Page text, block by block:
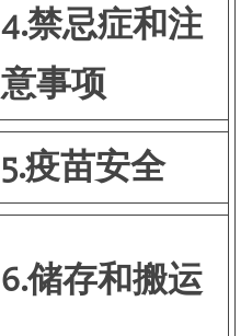
4.禁忌症和注
意事项
5.疫苗安全
6.储存和搬运